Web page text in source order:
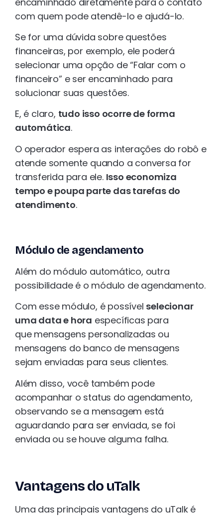
com quem pode atendê-lo e ajudá-lo.
Se for uma dúvida sobre questões
financeiras, por exemplo, ele poderá
selecionar uma opção de “Falar com o
financeiro” e ser encaminhado para
solucionar suas questões.
E, é claro, tudo isso ocorre de forma
automática.
O operador espera as interações do robô e
atende somente quando a conversa for
transferida para ele. Isso economiza
tempo e poupa parte das tarefas do
atendimento.
Módulo de agendamento
Além do módulo automático, outra
possibilidade é o módulo de agendamento.
Com esse módulo, é possível selecionar
uma data e hora específicas para
que mensagens personalizadas ou
mensagens do banco de mensagens
sejam enviadas para seus clientes.
Além disso, você também pode
acompanhar o status do agendamento,
observando se a mensagem está
aguardando para ser enviada, se foi
enviada ou se houve alguma falha.
Vantagens do uTalk
Uma das principais vantagens do uTalk é